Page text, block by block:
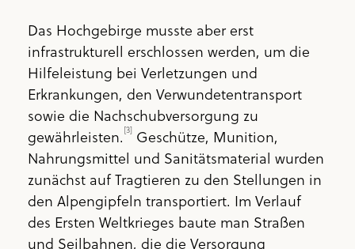
Das Hochgebirge musste aber erst
infrastrukturell erschlossen werden, um die
Hilfeleistung bei Verletzungen und
Erkrankungen, den Verwundeten­transport
sowie die Nachschubversorgung zu
gewährleisten. [3] Geschütze, Munition,
Nahrungsmittel und Sanitätsmaterial wurden
zunächst auf Tragtieren zu den Stellungen in
den Alpengipfeln transportiert. Im Verlauf
des Ersten Weltkrieges baute man Straßen
und Seilbahnen, die die Versorgung